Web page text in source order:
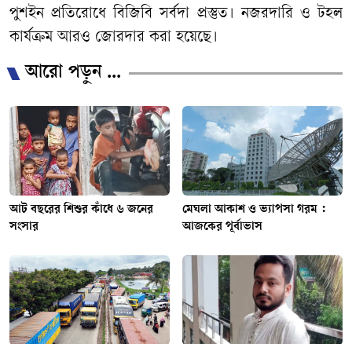
পুশইন প্রতিরোধে বিজিবি সর্বদা প্রস্তুত। নজরদারি ও টহল
কার্যক্রম আরও জোরদার করা হয়েছে।
আরো পড়ুন ...
আট বছরের শিশুর কাঁধে ৬ জনের
সংসার
মেঘলা আকাশ ও ভ্যাপসা গরম :
আজকের পূর্বাভাস